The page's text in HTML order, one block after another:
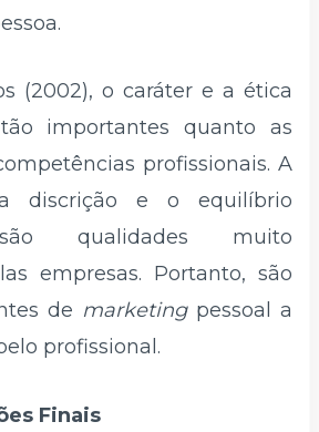
(2002), o caráter e a ética
importantes quanto as
profissionais. A
a discrição e o equilíbrio
qualidades muito
empresas. Portanto, são
de marketingpessoal a
profissional.
Finais